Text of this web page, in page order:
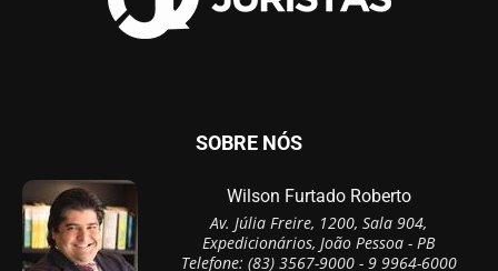
SOBRE NÓS
Wilson Furtado Roberto
Av. Júlia Freire, 1200, Sala 904,
Expedicionários, João Pessoa - PB
Telefone: (83) 3567-9000 - 9 9964-6000